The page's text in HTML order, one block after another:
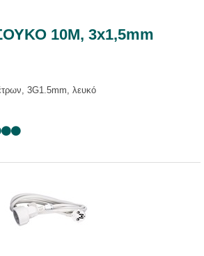
10Μ, 3x1,5mm
3G1.5mm, λευκό